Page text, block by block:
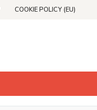
COOKIE POLICY (EU)